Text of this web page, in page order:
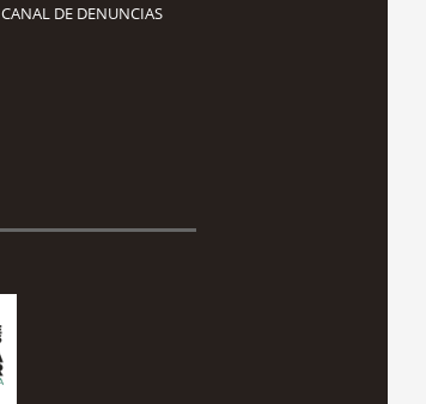
CANAL DE DENUNCIAS